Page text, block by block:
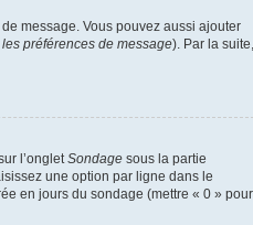
message. Vous pouvez aussi ajouter
préférences de message). Par la suite,
l’onglet Sondage sous la partie
une option par ligne dans le
en jours du sondage (mettre « 0 » pour